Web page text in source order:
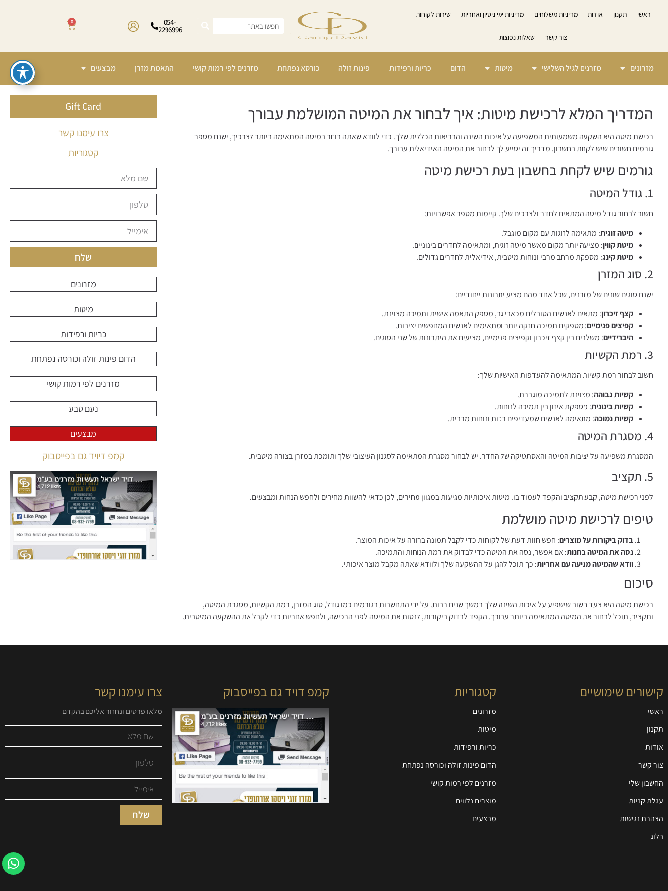
ראשי תקנון אודות מדיניות משלוחים מדיניות ימי ניסיון ואחריות שירות לקוחות
צור קשר שאלות נפוצות
054-
2296996
0
מזרונים מזרנים לגיל השלישי מיטות הדום כריות ורפידות פינות זולה כורסא נפתחת מזרנים לפי רמות קושי התאמת מזרן מבצעים
המדריך המלא לרכישת מיטות: איך לבחור את המיטה המושלמת עבורך
רכישת מיטה היא השקעה משמעותית המשפיעה על איכות השינה והבריאות הכללית שלך. כדי לוודא שאתה בוחר במיטה המתאימה ביותר לצרכיך, ישנם מספר
גורמים חשובים שיש לקחת בחשבון. מדריך זה יסייע לך לבחור את המיטה האידיאלית עבורך.
גורמים שיש לקחת בחשבון בעת רכישת מיטה
1. גודל המיטה
חשוב לבחור גודל מיטה המתאים לחדר ולצרכים שלך. קיימות מספר אפשרויות:
מיטה זוגית: מתאימה לזוגות עם מקום מוגבל.
מיטת קווין: מציעה יותר מקום מאשר מיטה זוגית, ומתאימה לחדרים בינוניים.
מיטת קינג: מספקת מרחב מרבי ונוחות מיטבית, אידיאלית לחדרים גדולים.
2. סוג המזרן
ישנם סוגים שונים של מזרנים, שכל אחד מהם מציע יתרונות ייחודיים:
קצף זיכרון: מתאים לאנשים הסובלים מכאבי גב, מספק התאמה אישית ותמיכה מצוינת.
קפיצים פנימיים: מספקים תמיכה חזקה יותר ומתאימים לאנשים המחפשים יציבות.
היברידיים: משלבים בין קצף זיכרון וקפיצים פנימיים, מציעים את היתרונות של שני הסוגים.
3. רמת הקשיות
חשוב לבחור רמת קשיות המתאימה להעדפות האישיות שלך:
קשיות גבוהה: מצוינת לתמיכה מוגברת.
קשיות בינונית: מספקת איזון בין תמיכה לנוחות.
קשיות נמוכה: מתאימה לאנשים שמעדיפים רכות ונוחות מרבית.
4. מסגרת המיטה
המסגרת משפיעה על יציבות המיטה והאסתטיקה של החדר. יש לבחור מסגרת המתאימה לסגנון העיצובי שלך ותומכת במזרן בצורה מיטבית.
5. תקציב
לפני רכישת מיטה, קבע תקציב והקפד לעמוד בו. מיטות איכותיות מגיעות במגוון מחירים, לכן כדאי להשוות מחירים ולחפש הנחות ומבצעים.
טיפים לרכישת מיטה מושלמת
בדוק ביקורות על מוצרים: חפש חוות דעת של לקוחות כדי לקבל תמונה ברורה על איכות המוצר.
נסה את המיטה בחנות: אם אפשר, נסה את המיטה כדי לבדוק את רמת הנוחות והתמיכה.
וודא שהמיטה מגיעה עם אחריות: כך תוכל להגן על ההשקעה שלך ולוודא שאתה מקבל מוצר איכותי.
סיכום
רכישת מיטה היא צעד חשוב שישפיע על איכות השינה שלך במשך שנים רבות. על ידי התחשבות בגורמים כמו גודל, סוג המזרן, רמת הקשיות, מסגרת המיטה,
ותקציב, תוכל לבחור את המיטה המתאימה ביותר עבורך. הקפד לבדוק ביקורות, לנסות את המיטה לפני הרכישה, ולחפש אחריות כדי לקבל את ההשקעה המיטבית.
Gift Card
צרו עימנו קשר
קטגוריות
שלח
מזרונים
מיטות
כריות ורפידות
הדום פינות זולה וכורסה נפתחת
מזרנים לפי רמות קושי
נעם טבע
מבצעים
קמפ דיויד גם בפייסבוק
קישורים שימושיים
ראשי
תקנון
אודות
צור קשר
החשבון שלי
עגלת קניות
הצהרת נגישות
בלוג
קטגוריות
מזרונים
מיטות
כריות ורפידות
הדום פינות זולה וכורסה נפתחת
מזרנים לפי רמות קושי
מוצרים נלווים
מבצעים
קמפ דויד גם בפייסבוק צרו עימנו קשר
מלאו פרטים ונחזור אליכם בהקדם
שלח